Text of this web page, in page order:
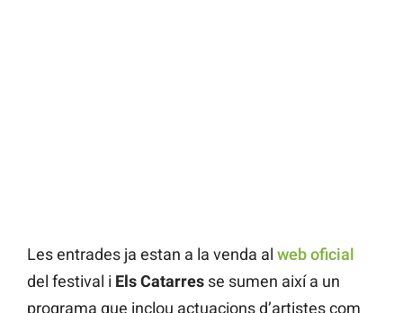
Les entrades ja estan a la venda al weboficial
del festival i Els Catarres se sumen així a un
programa que inclou actuacions d’artistes com